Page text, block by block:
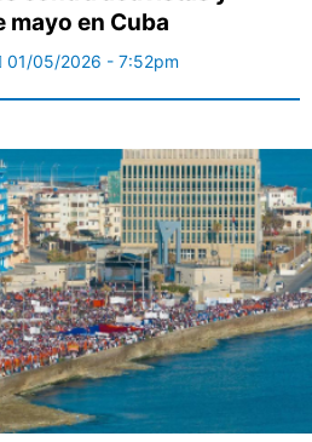
mayo en Cuba
01/05/2026 - 7:52pm